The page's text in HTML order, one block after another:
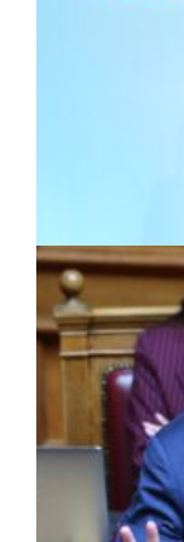
ΠΟΛΙΤΙΚΗ | 28/07/
Τσίπρας: